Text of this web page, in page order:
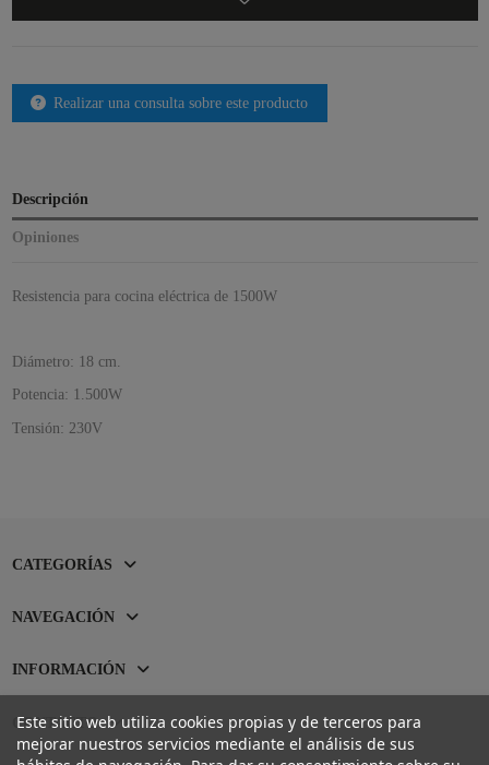
Realizar una consulta sobre este producto
Descripción
Opiniones
Resistencia para cocina eléctrica de 1500W
Diámetro: 18 cm.
Potencia: 1.500W
Tensión: 230V
CATEGORÍAS
NAVEGACIÓN
INFORMACIÓN
CONTACTO
Este sitio web utiliza cookies propias y de terceros para
mejorar nuestros servicios mediante el análisis de sus